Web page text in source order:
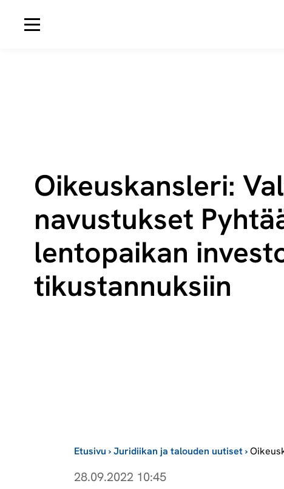
Oikeuskansleri:
na­vus­tuk­set
lentopaikan
ti­kus­tan­nuk­siin
Etusivu ›Juridiikan ja talouden uutiset›
28.09.2022 10:45